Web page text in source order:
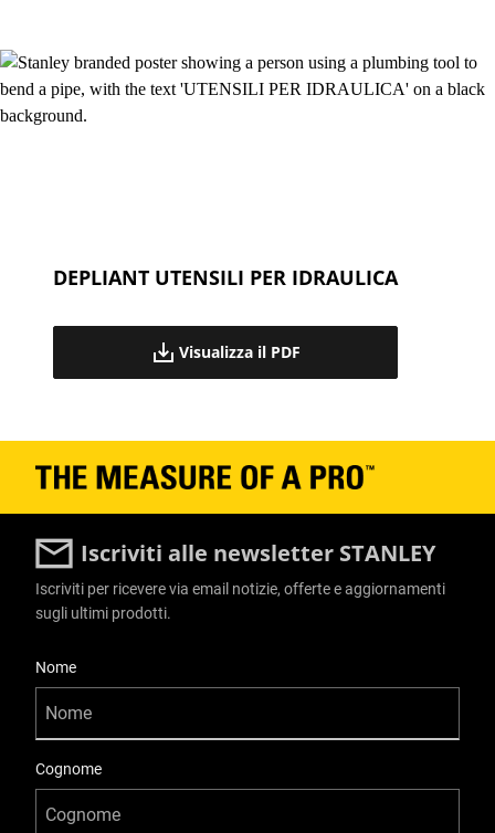
DEPLIANT UTENSILI PER IDRAULICA
Visualizza il PDF
Iscriviti alle newsletter STANLEY
Iscriviti per ricevere via email notizie, offerte e aggiornamenti
sugli ultimi prodotti.
Nome
Cognome